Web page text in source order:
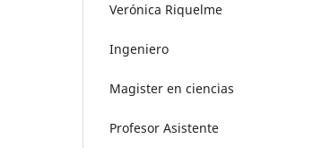
Verónica Riquelme
Ingeniero
Magister en ciencias
Profesor Asistente